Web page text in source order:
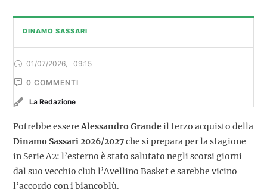
DINAMO SASSARI
01/07/2026 09:15
0 COMMENTI
La Redazione
Potrebbe essereAlessandro Grandeil terzo acquisto della
Dinamo Sassari 2026/2027che si prepara per la stagione
in Serie A2: l’esterno è stato salutato negli scorsi giorni
dal suo vecchio club l’Avellino Basket e sarebbe vicino
l’accordo con i biancoblù.